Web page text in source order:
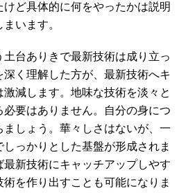
ど具体的に何をやったかは説明
います。
土台ありきで最新技術は成り立っ
く理解した方が、最新技術へキ
減します。地味な技術を淡々と
要はありません。自分の身につ
しょう。華々しさはないが、一
っかりとした基盤が形成されま
新技術にキャッチアップしやす
を作り出すことも可能になりま